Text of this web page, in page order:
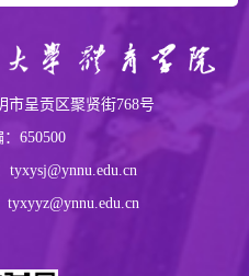
市呈贡区聚贤街768号
：650500
tyxysj@ynnu.edu.cn